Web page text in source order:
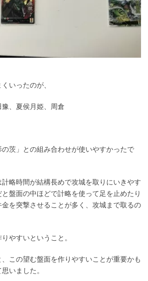
いったのが、
、夏侯月姫、周倉
茨」との組み合わせが使いやすかったで
略時間が結構長めで攻城を取りにいきやす
盤面の中ほどで計略を使って足を止めたり
金を突撃させることが多く、攻城まで取るの
やすいということ。
この望む盤面を作りやすいことが重要かも
いました。